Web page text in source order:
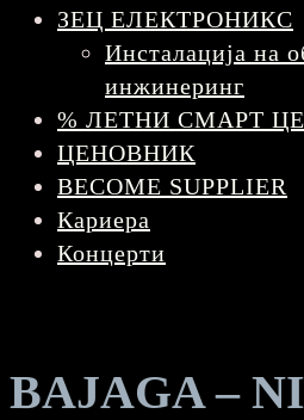
ЗЕЦ ЕЛЕКТРОНИКС
Инсталација на
инжинеринг
% ЛЕТНИ СМАРТ
ЦЕНОВНИК
BECOME SUPPLIER
Кариера
Концерти
BAJAGA –